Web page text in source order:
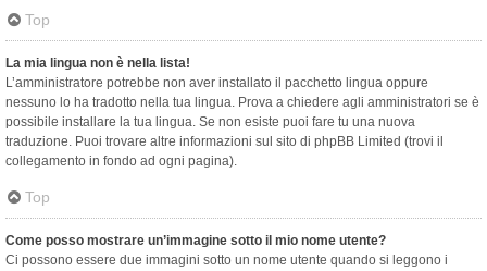
Top
La mia lingua non è nella lista!
L’amministratore potrebbe non aver installato il pacchetto lingua oppure
nessuno lo ha tradotto nella tua lingua. Prova a chiedere agli amministratori se è
possibile installare la tua lingua. Se non esiste puoi fare tu una nuova
traduzione. Puoi trovare altre informazioni sul sito di phpBB Limited (trovi il
collegamento in fondo ad ogni pagina).
Top
Come posso mostrare un’immagine sotto il mio nome utente?
Ci possono essere due immagini sotto un nome utente quando si leggono i